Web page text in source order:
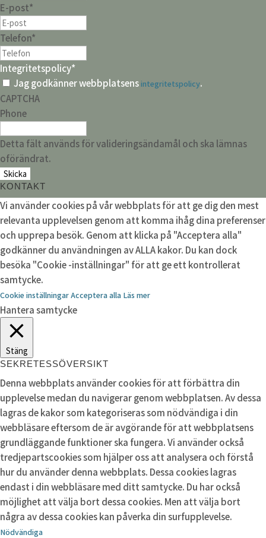
E-post*
Telefon*
Integritetspolicy*
Jag godkänner webbplatsensintegritetspolicy.
CAPTCHA
Phone
Detta fält används för valideringsändamål och ska lämnas
oförändrat.
KONTAKT
Vi använder cookies på vår webbplats för att ge dig den mest
relevanta upplevelsen genom att komma ihåg dina preferenser
och upprepa besök. Genom att klicka på "Acceptera alla"
godkänner du användningen av ALLA kakor. Du kan dock
besöka "Cookie -inställningar" för att ge ett kontrollerat
samtycke.
Cookie inställningarAcceptera alla Läs mer
Hantera samtycke
Stäng
SEKRETESSÖVERSIKT
Denna webbplats använder cookies för att förbättra din
upplevelse medan du navigerar genom webbplatsen. Av dessa
lagras de kakor som kategoriseras som nödvändiga i din
webbläsare eftersom de är avgörande för att webbplatsens
grundläggande funktioner ska fungera. Vi använder också
tredjepartscookies som hjälper oss att analysera och förstå
hur du använder denna webbplats. Dessa cookies lagras
endast i din webbläsare med ditt samtycke. Du har också
möjlighet att välja bort dessa cookies. Men att välja bort
några av dessa cookies kan påverka din surfupplevelse.
Nödvändiga